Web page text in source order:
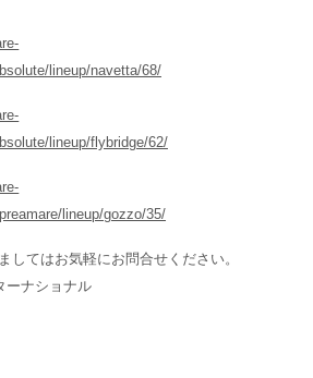
lineup/navetta/68/
lineup/flybridge/62/
lineup/gozzo/35/
してはお気軽にお問合せください。
ーナショナル